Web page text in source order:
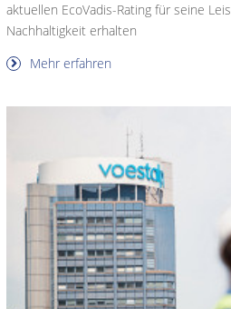
aktuellen EcoVadis-Rating für seine
Nachhaltigkeit erhalten
Mehr erfahren